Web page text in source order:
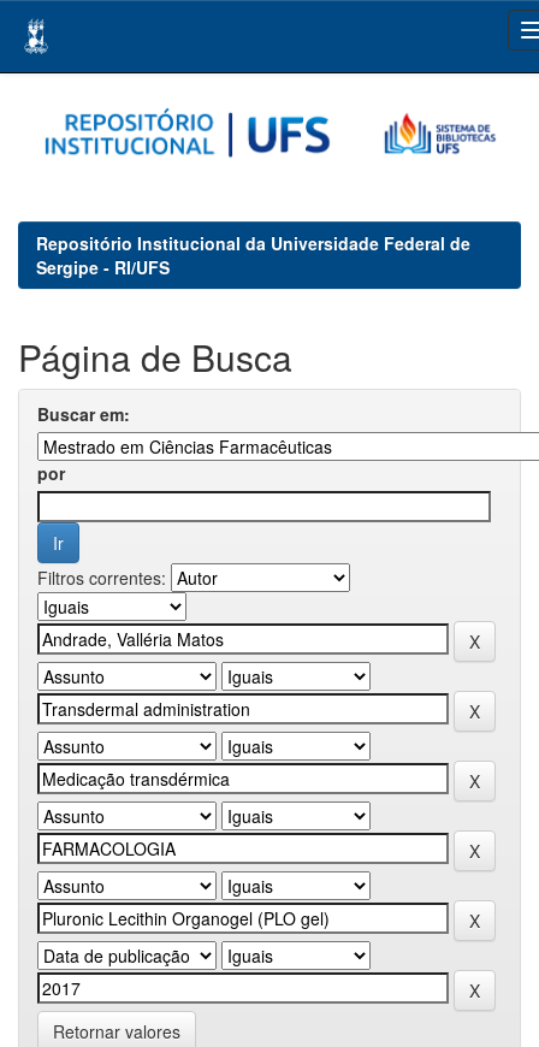
navigation
Repositório Institucional da Universidade Federal de
Sergipe - RI/UFS
Página de Busca
Buscar em:
por
Filtros correntes:
Retornar valores